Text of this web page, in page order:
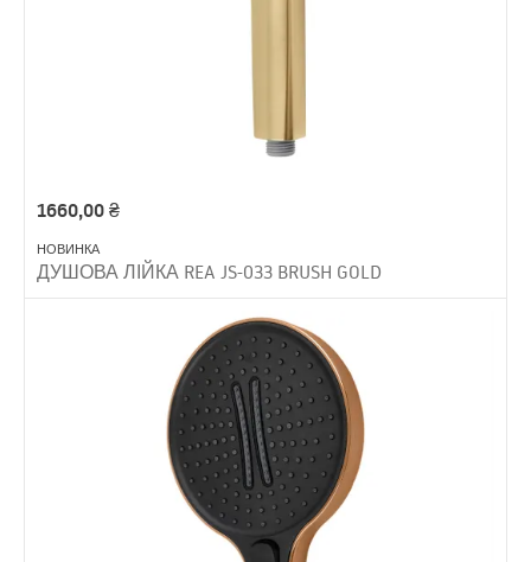
1660,00₴
НОВИНКА
ДУШОВА ЛІЙКА REA JS-033 BRUSH GOLD